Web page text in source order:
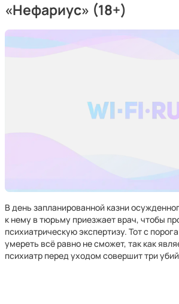
«Нефариус» (18+)
В день запланированной казни
к нему в тюрьму приезжает врач, чтобы
психиатрическую экспертизу. Тот с
умереть всё равно не сможет, так как
психиатр перед уходом совершит три